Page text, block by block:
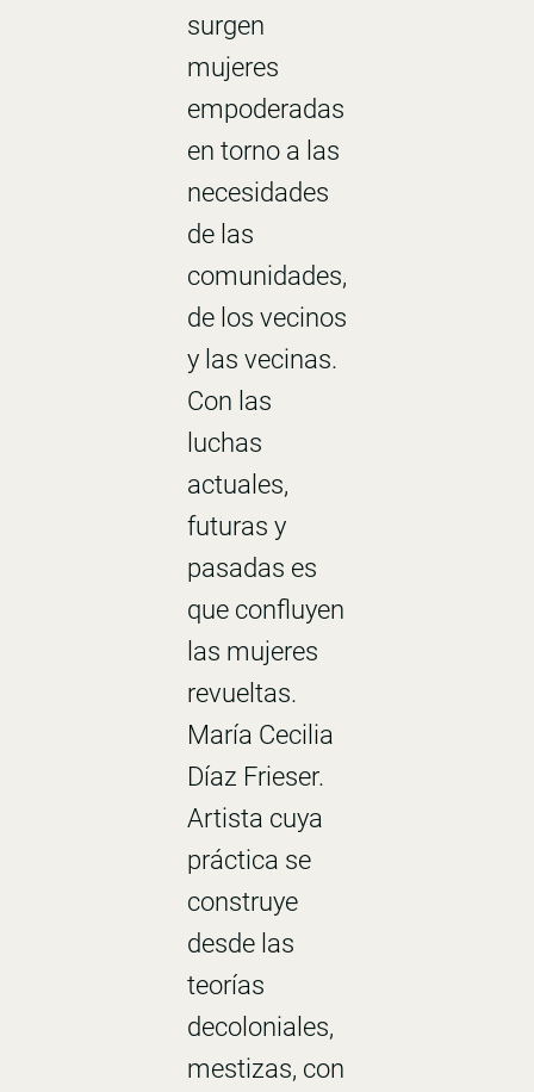
surgen
mujeres
empoderadas
en torno a las
necesidades
de las
comunidades,
de los vecinos
y las vecinas.
Con las
luchas
actuales,
futuras y
pasadas es
que confluyen
las mujeres
revueltas.
María Cecilia
Díaz Frieser.
Artista cuya
práctica se
construye
desde las
teorías
decoloniales,
mestizas, con